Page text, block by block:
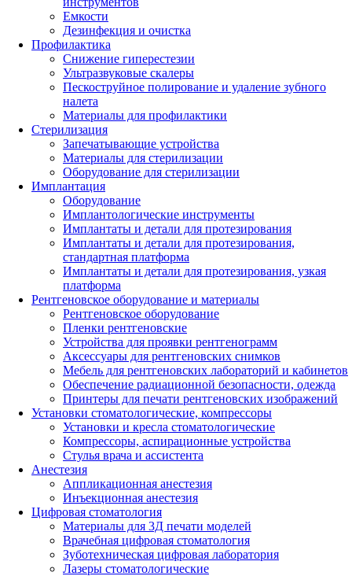
Емкости
Дезинфекция и очистка
Профилактика
Снижение гиперестезии
Ультразвуковые скалеры
Пескоструйное полирование и удаление зубного
налета
Материалы для профилактики
Стерилизация
Запечатывающие устройства
Материалы для стерилизации
Оборудование для стерилизации
Имплантация
Оборудование
Имплантологические инструменты
Имплантаты и детали для протезирования
Имплантаты и детали для протезирования,
стандартная платформа
Имплантаты и детали для протезирования, узкая
платформа
Рентгеновское оборудование и материалы
Рентгеновское оборудование
Пленки рентгеновские
Устройства для проявки рентгенограмм
Аксессуары для рентгеновских снимков
Мебель для рентгеновских лабораторий и кабинетов
Обеспечение радиационной безопасности, одежда
Принтеры для печати рентгеновских изображений
Установки стоматологические, компрессоры
Установки и кресла стоматологические
Компрессоры, аспирационные устройства
Стулья врача и ассистента
Анестезия
Аппликационная анестезия
Инъекционная анестезия
Цифровая стоматология
Материалы для 3Д печати моделей
Врачебная цифровая стоматология
Зуботехническая цифровая лаборатория
Лазеры стоматологические